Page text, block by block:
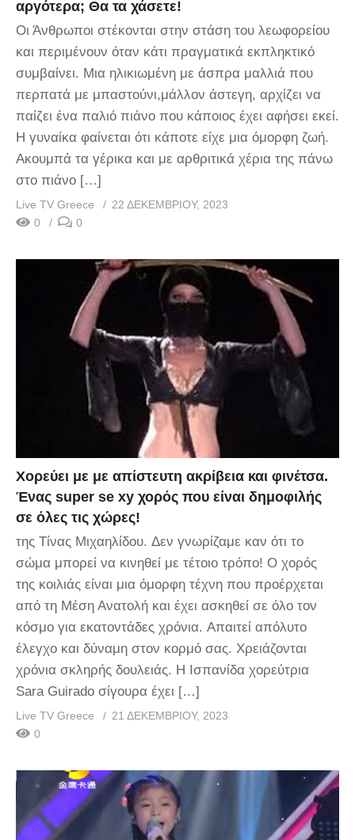
αργότερα; Θα τα χάσετε!
Οι Άνθρωποι στέκονται στην στάση του λεωφορείου
και περιμένουν όταν κάτι πραγματικά εκπληκτικό
συμβαίνει. Μια ηλικιωμένη με άσπρα μαλλιά που
περπατά με μπαστούνι,μάλλον άστεγη, αρχίζει να
παίζει ένα παλιό πιάνο που κάποιος έχει αφήσει εκεί.
Η γυναίκα φαίνεται ότι κάποτε είχε μια όμορφη ζωή.
Ακουμπά τα γέρικα και με αρθριτικά χέρια της πάνω
στο πιάνο […]
Live TV Greece
22 ΔΕΚΕΜΒΡΊΟΥ, 2023
0
0
Χορεύει με με απίστευτη ακρίβεια και φινέτσα.
Ένας super se xy χορός που είναι δημοφιλής
σε όλες τις χώρες!
της Τίνας Μιχαηλίδου. Δεν γνωρίζαμε καν ότι το
σώμα μπορεί να κινηθεί με τέτοιο τρόπο! Ο χορός
της κοιλιάς είναι μια όμορφη τέχνη που προέρχεται
από τη Μέση Ανατολή και έχει ασκηθεί σε όλο τον
κόσμο για εκατοντάδες χρόνια. Απαιτεί απόλυτο
έλεγχο και δύναμη στον κορμό σας. Χρειάζονται
χρόνια σκληρής δουλειάς. Η Ισπανίδα χορεύτρια
Sara Guirado σίγουρα έχει […]
Live TV Greece
21 ΔΕΚΕΜΒΡΊΟΥ, 2023
0